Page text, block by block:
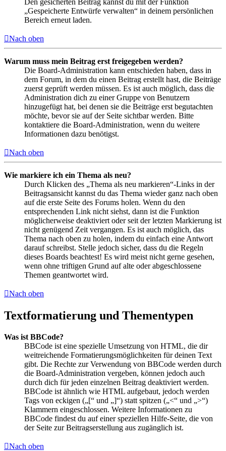
„Gespeicherte Entwürfe verwalten“ in deinem persönlichen
Bereich erneut laden.
Nach oben
Warum muss mein Beitrag erst freigegeben werden?
Die Board-Administration kann entschieden haben, dass in
dem Forum, in dem du einen Beitrag erstellt hast, die Beiträge
zuerst geprüft werden müssen. Es ist auch möglich, dass die
Administration dich zu einer Gruppe von Benutzern
hinzugefügt hat, bei denen sie die Beiträge erst begutachten
möchte, bevor sie auf der Seite sichtbar werden. Bitte
kontaktiere die Board-Administration, wenn du weitere
Informationen dazu benötigst.
Nach oben
Wie markiere ich ein Thema als neu?
Durch Klicken des „Thema als neu markieren“-Links in der
Beitragsansicht kannst du das Thema wieder ganz nach oben
auf die erste Seite des Forums holen. Wenn du den
entsprechenden Link nicht siehst, dann ist die Funktion
möglicherweise deaktiviert oder seit der letzten Markierung ist
nicht genügend Zeit vergangen. Es ist auch möglich, das
Thema nach oben zu holen, indem du einfach eine Antwort
darauf schreibst. Stelle jedoch sicher, dass du die Regeln
dieses Boards beachtest! Es wird meist nicht gerne gesehen,
wenn ohne triftigen Grund auf alte oder abgeschlossene
Themen geantwortet wird.
Nach oben
Textformatierung und Thementypen
Was ist BBCode?
BBCode ist eine spezielle Umsetzung von HTML, die dir
weitreichende Formatierungsmöglichkeiten für deinen Text
gibt. Die Rechte zur Verwendung von BBCode werden durch
die Board-Administration vergeben, können jedoch auch
durch dich für jeden einzelnen Beitrag deaktiviert werden.
BBCode ist ähnlich wie HTML aufgebaut, jedoch werden
Tags von eckigen („[“ und „]“) statt spitzen („<“ und „>“)
Klammern eingeschlossen. Weitere Informationen zu
BBCode findest du auf einer speziellen Hilfe-Seite, die von
der Seite zur Beitragserstellung aus zugänglich ist.
Nach oben